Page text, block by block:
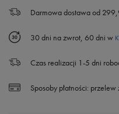
38 24 cm
38,5 24,5 cm
Darmowa dostawa od
30 dni na zwrot, 60 dni w
Czas realizacji 1-5 dni
Sposoby płatności: przelew